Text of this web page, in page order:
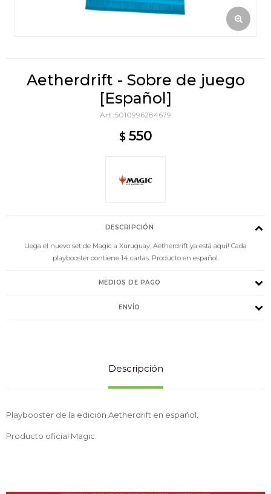
Aetherdrift - Sobre de juego
[Español]
5010996284679
$ 550
DESCRIPCIÓN
Llega el nuevo set de Magic a Xuruguay, Aetherdrift ya está aquí! Cada
playbooster contiene 14 cartas. Producto en español.
MEDIOS DE PAGO
ENVÍO
Descripción
Playbooster de la edición Aetherdrift en español.
Producto oficial Magic.